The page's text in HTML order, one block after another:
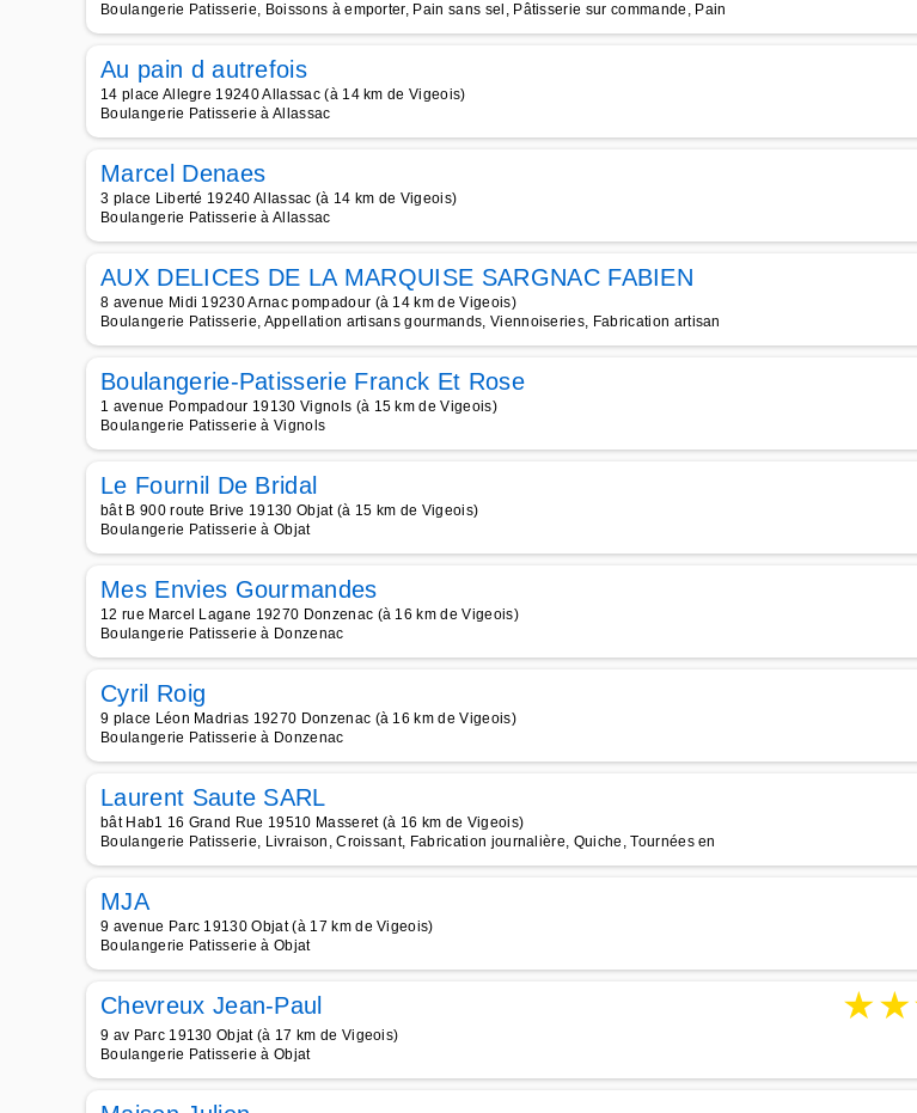
Boulangerie Patisserie, Boissons à emporter, Pain sans sel, Pâtisserie sur commande, Pain
Au pain d autrefois
14 place Allegre 19240 Allassac (à 14 km de Vigeois)
Boulangerie Patisserie à Allassac
Marcel Denaes
3 place Liberté 19240 Allassac (à 14 km de Vigeois)
Boulangerie Patisserie à Allassac
AUX DELICES DE LA MARQUISE SARGNAC FABIEN
8 avenue Midi 19230 Arnac pompadour (à 14 km de Vigeois)
Boulangerie Patisserie, Appellation artisans gourmands, Viennoiseries, Fabrication artisan
Boulangerie-Patisserie Franck Et Rose
1 avenue Pompadour 19130 Vignols (à 15 km de Vigeois)
Boulangerie Patisserie à Vignols
Le Fournil De Bridal
bât B 900 route Brive 19130 Objat (à 15 km de Vigeois)
Boulangerie Patisserie à Objat
Mes Envies Gourmandes
12 rue Marcel Lagane 19270 Donzenac (à 16 km de Vigeois)
Boulangerie Patisserie à Donzenac
Cyril Roig
9 place Léon Madrias 19270 Donzenac (à 16 km de Vigeois)
Boulangerie Patisserie à Donzenac
Laurent Saute SARL
bât Hab1 16 Grand Rue 19510 Masseret (à 16 km de Vigeois)
Boulangerie Patisserie, Livraison, Croissant, Fabrication journalière, Quiche, Tournées en
MJA
9 avenue Parc 19130 Objat (à 17 km de Vigeois)
Boulangerie Patisserie à Objat
Chevreux Jean-Paul ★★
9 av Parc 19130 Objat (à 17 km de Vigeois)
Boulangerie Patisserie à Objat